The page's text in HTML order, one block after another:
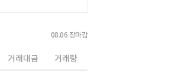
08.06 장마감
거래대금 거래량